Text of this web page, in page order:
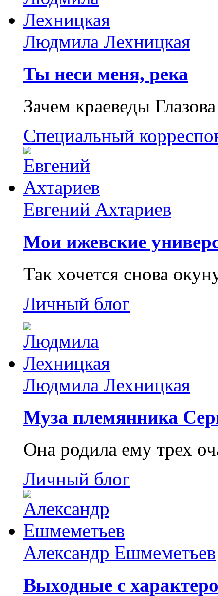
Людмила Лехницкая
Ты неси меня, река
Зачем краеведы
Специальный
Евгений Ахтариев
Мои ижевские
Так хочется снова
Личный блог
Людмила Лехницкая
Муза племянника
Она родила ему трех
Личный блог
Александр Ешмеметьев
Выходные с